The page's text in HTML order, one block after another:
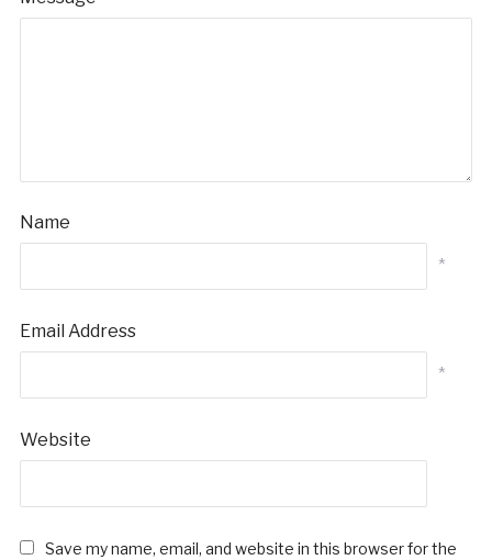
Name
*
Email Address
*
Website
Save my name, email, and website in this browser for the